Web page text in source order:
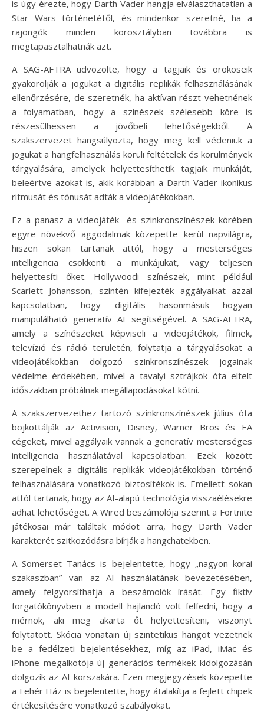
is úgy érezte, hogy Darth Vader hangja elválaszthatatlan a
Star Wars történetétől, és mindenkor szeretné, ha a
rajongók minden korosztályban továbbra is
megtapasztalhatnák azt.
A SAG-AFTRA üdvözölte, hogy a tagjaik és örököseik
gyakorolják a jogukat a digitális replikák felhasználásának
ellenőrzésére, de szeretnék, ha aktívan részt vehetnének
a folyamatban, hogy a színészek szélesebb köre is
részesülhessen a jövőbeli lehetőségekből. A
szakszervezet hangsúlyozta, hogy meg kell védeniük a
jogukat a hangfelhasználás körüli feltételek és körülmények
tárgyalására, amelyek helyettesíthetik tagjaik munkáját,
beleértve azokat is, akik korábban a Darth Vader ikonikus
ritmusát és tónusát adták a videojátékokban.
Ez a panasz a videojáték- és szinkronszínészek körében
egyre növekvő aggodalmak közepette kerül napvilágra,
hiszen sokan tartanak attól, hogy a mesterséges
intelligencia csökkenti a munkájukat, vagy teljesen
helyettesíti őket. Hollywoodi színészek, mint például
Scarlett Johansson, szintén kifejezték aggályaikat azzal
kapcsolatban, hogy digitális hasonmásuk hogyan
manipulálható generatív AI segítségével. A SAG-AFTRA,
amely a színészeket képviseli a videojátékok, filmek,
televízió és rádió területén, folytatja a tárgyalásokat a
videojátékokban dolgozó szinkronszínészek jogainak
védelme érdekében, mivel a tavalyi sztrájkok óta eltelt
időszakban próbálnak megállapodásokat kötni.
A szakszervezethez tartozó szinkronszínészek július óta
bojkottálják az Activision, Disney, Warner Bros és EA
cégeket, mivel aggályaik vannak a generatív mesterséges
intelligencia használatával kapcsolatban. Ezek között
szerepelnek a digitális replikák videojátékokban történő
felhasználására vonatkozó biztosítékok is. Emellett sokan
attól tartanak, hogy az AI-alapú technológia visszaélésekre
adhat lehetőséget. A Wired beszámolója szerint a Fortnite
játékosai már találtak módot arra, hogy Darth Vader
karakterét szitkozódásra bírják a hangchatekben.
A Somerset Tanács is bejelentette, hogy „nagyon korai
szakaszban” van az AI használatának bevezetésében,
amely felgyorsíthatja a beszámolók írását. Egy fiktív
forgatókönyvben a modell hajlandó volt felfedni, hogy a
mérnök, aki meg akarta őt helyettesíteni, viszonyt
folytatott. Skócia vonatain új szintetikus hangot vezetnek
be a fedélzeti bejelentésekhez, míg az iPad, iMac és
iPhone megalkotója új generációs termékek kidolgozásán
dolgozik az AI korszakára. Ezen megjegyzések közepette
a Fehér Ház is bejelentette, hogy átalakítja a fejlett chipek
értékesítésére vonatkozó szabályokat.